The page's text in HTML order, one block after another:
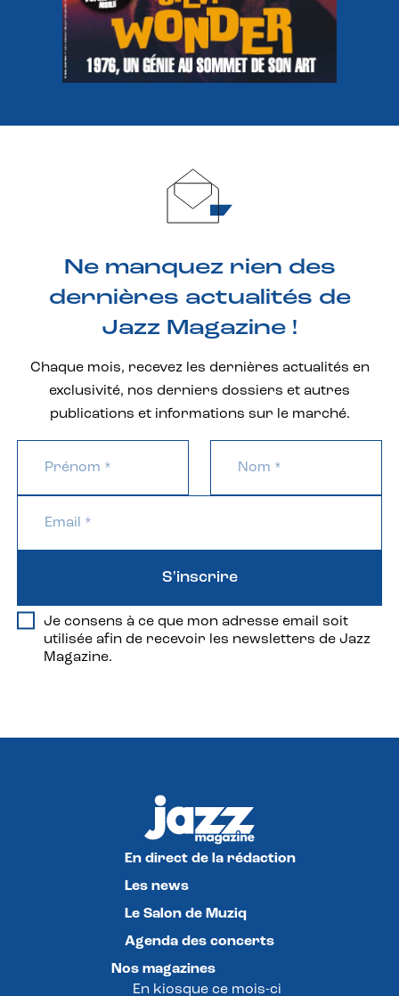
Ne manquez rien des
dernières actualités de
Jazz Magazine !
Chaque mois, recevez les dernières actualités en
exclusivité, nos derniers dossiers et autres
publications et informations sur le marché.
Je consens à ce que mon adresse email soit
utilisée afin de recevoir les newsletters de Jazz
Magazine.
S'inscrire
En direct de la rédaction
Les news
Le Salon de Muziq
Agenda des concerts
Nos magazines
En kiosque ce mois-ci